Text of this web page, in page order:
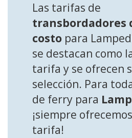
Las tarifas de
transbordadores
costo para
se destacan como
tarifa y se ofrecen
selección. Para
de ferry para
¡siempre
tarifa!